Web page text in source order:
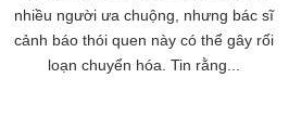
nhiều người ưa chuộng, nhưng bác sĩ
cảnh báo thói quen này có thể gây rối
loạn chuyển hóa. Tin rằng...